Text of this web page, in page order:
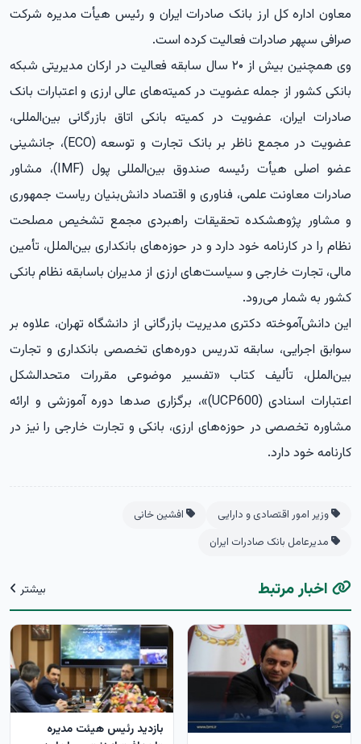
معاون اداره کل ارز بانک صادرات ایران و رئیس هیأت مدیره شرکت
صرافی سپهر صادرات فعالیت کرده است.
وی همچنین بیش از ۲۰ سال سابقه فعالیت در ارکان مدیریتی شبکه
بانکی کشور از جمله عضویت در کمیته‌های عالی ارزی و اعتبارات بانک
صادرات ایران، عضویت در کمیته بانکی اتاق بازرگانی بین‌المللی،
عضویت در مجمع ناظر بر بانک تجارت و توسعه (ECO)، جانشینی
عضو اصلی هیأت رئیسه صندوق بین‌المللی پول (IMF)، مشاور
صادرات معاونت علمی، فناوری و اقتصاد دانش‌بنیان ریاست جمهوری
و مشاور پژوهشکده تحقیقات راهبردی مجمع تشخیص مصلحت
نظام را در کارنامه خود دارد و در حوزه‌های بانکداری بین‌الملل، تأمین
مالی، تجارت خارجی و سیاست‌های ارزی از مدیران باسابقه نظام بانکی
کشور به شمار می‌رود.
این دانش‌آموخته دکتری مدیریت بازرگانی از دانشگاه تهران، علاوه بر
سوابق اجرایی، سابقه تدریس دوره‌های تخصصی بانکداری و تجارت
بین‌الملل، تألیف کتاب «تفسیر موضوعی مقررات متحدالشکل
اعتبارات اسنادی (UCP600)»، برگزاری صدها دوره آموزشی و ارائه
مشاوره تخصصی در حوزه‌های ارزی، بانکی و تجارت خارجی را نیز در
کارنامه خود دارد.
وزیر امور اقتصادی و دارایی
افشین خانی
مدیرعامل بانک صادرات ایران
اخبار مرتبط بیشتر
بازدید رئیس هیئت مدیره